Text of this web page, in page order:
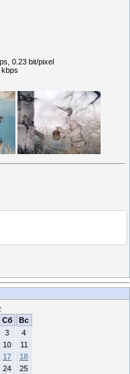
0.23 bit/pixel
kbps
Сб
Вс
3
4
10
11
17
18
24 25